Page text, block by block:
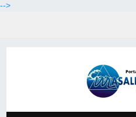
-->